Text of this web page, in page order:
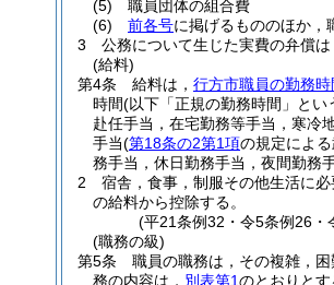
(5)
職員団体の組合費
(6)
前各号に掲げるもののほか，
3
公務について生じた実費の弁償は
(給料)
第4条
給料は， 行方市職員の勤務
時間(以下「正規の勤務時間」とい
赴任手当，在宅勤務等手当，寒冷
手当(第18条の2第1項の規定によ
務手当，休日勤務手当，夜間勤務
2
宿舎，食事，制服その他生活に
の給料から控除する。
(平21条例32・令5条例26・
(職務の級)
第5条
職員の職務は，その複雑，
務の内容は， 別表第1のとおりとす